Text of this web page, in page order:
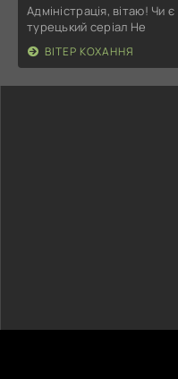
Адміністрація, вітаю! Чи
турецький серіал Не
ВІТЕР КОХАННЯ